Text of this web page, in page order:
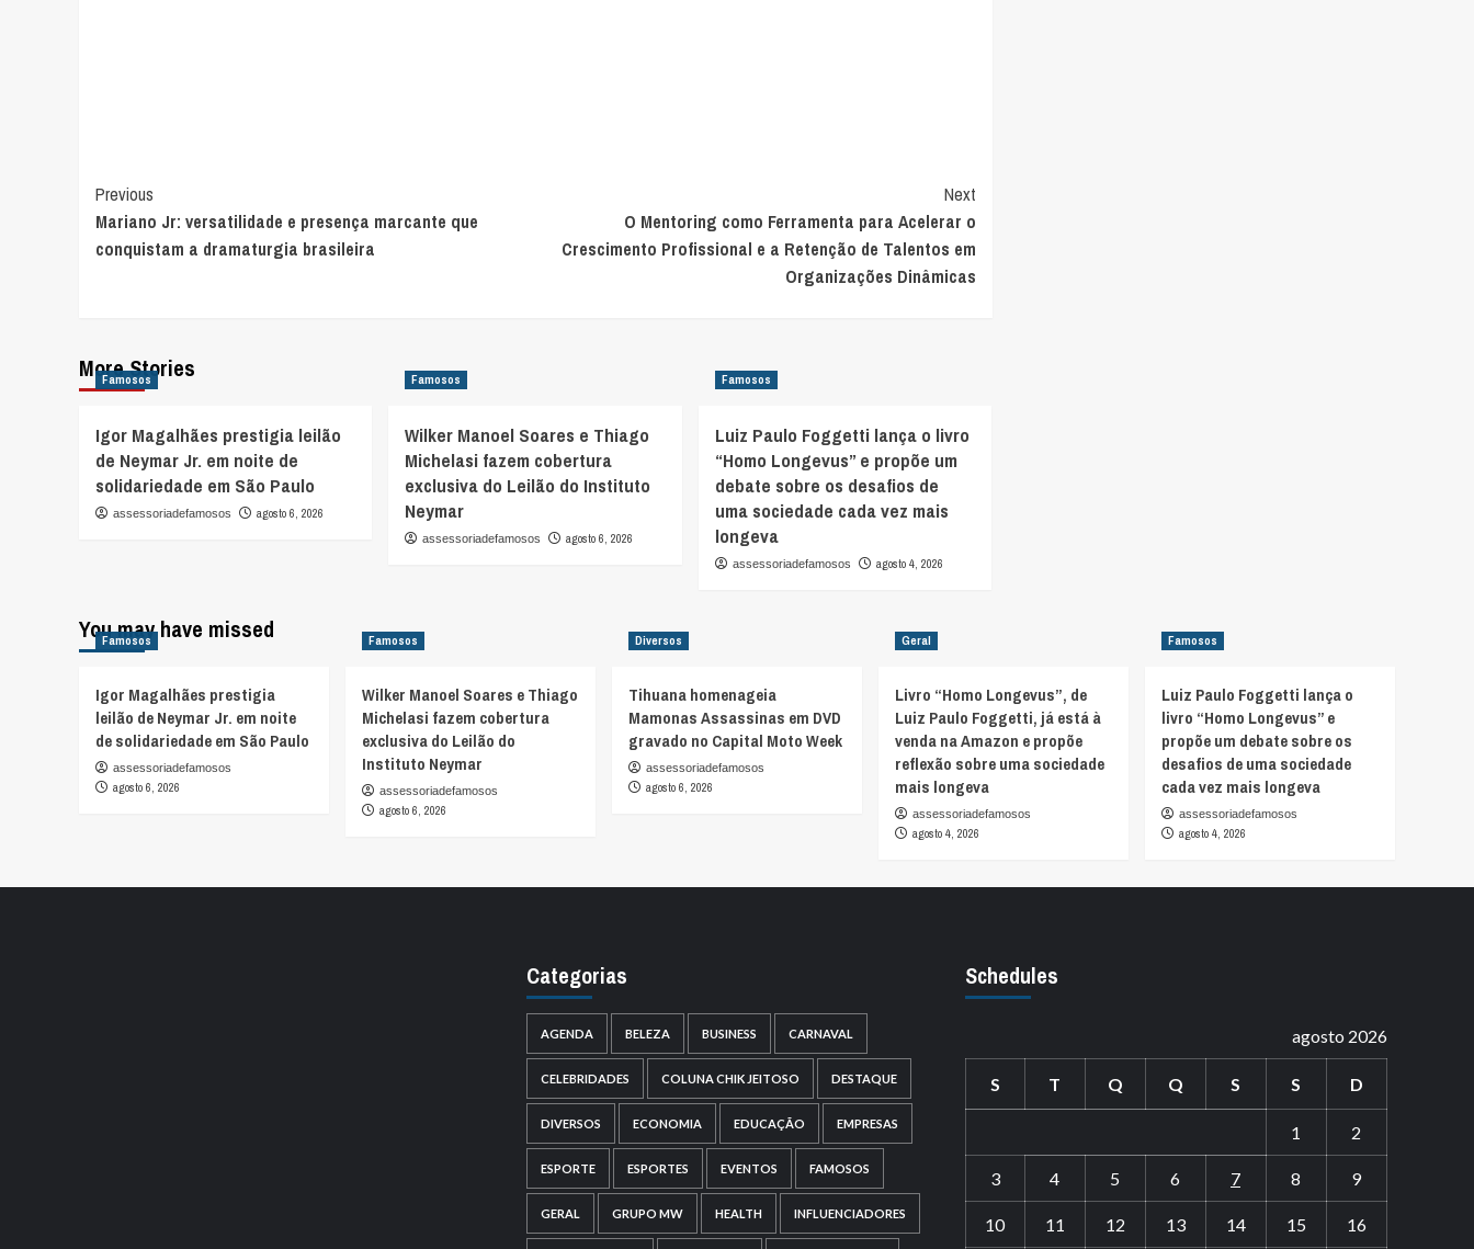
Post
Navigation
Previous
Mariano Jr: versatilidade e presença marcante que
conquistam a dramaturgia brasileira
Next
O Mentoring como Ferramenta para Acelerar o
Crescimento Profissional e a Retenção de Talentos em
Organizações Dinâmicas
More Stories
Famosos
Igor Magalhães prestigia leilão
de Neymar Jr. em noite de
solidariedade em São Paulo
assessoriadefamosos agosto 6, 2026
Famosos
Wilker Manoel Soares e Thiago
Michelasi fazem cobertura
exclusiva do Leilão do Instituto
Neymar
assessoriadefamosos agosto 6, 2026
Famosos
Luiz Paulo Foggetti lança o livro
“Homo Longevus” e propõe um
debate sobre os desafios de
uma sociedade cada vez mais
longeva
assessoriadefamosos agosto 4, 2026
You may have missed
Famosos
Igor Magalhães prestigia
leilão de Neymar Jr. em noite
de solidariedade em São Paulo
assessoriadefamosos
agosto 6, 2026
Famosos
Wilker Manoel Soares e Thiago
Michelasi fazem cobertura
exclusiva do Leilão do
Instituto Neymar
assessoriadefamosos
agosto 6, 2026
Diversos
Tihuana homenageia
Mamonas Assassinas em DVD
gravado no Capital Moto Week
assessoriadefamosos
agosto 6, 2026
Geral
Livro “Homo Longevus”, de
Luiz Paulo Foggetti, já está à
venda na Amazon e propõe
reflexão sobre uma sociedade
mais longeva
assessoriadefamosos
agosto 4, 2026
Famosos
Luiz Paulo Foggetti lança o
livro “Homo Longevus” e
propõe um debate sobre os
desafios de uma sociedade
cada vez mais longeva
assessoriadefamosos
agosto 4, 2026
Categorias
AGENDA BELEZA BUSINESS CARNAVAL
CELEBRIDADES COLUNA CHIK JEITOSO DESTAQUE
DIVERSOS ECONOMIA EDUCAÇÃO EMPRESAS
ESPORTE ESPORTES EVENTOS FAMOSOS
GERAL GRUPO MW HEALTH INFLUENCIADORES
Schedules
agosto 2026
S T Q Q S S D
1 2
3 4 5 6 7 8 9
10 11 12 13 14 15 16